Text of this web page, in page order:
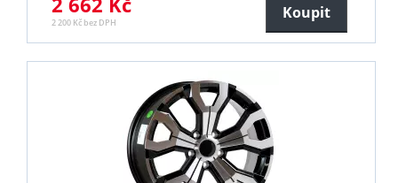
2 200 Kč bez DPH
Koupit